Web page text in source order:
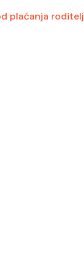
plaćanja